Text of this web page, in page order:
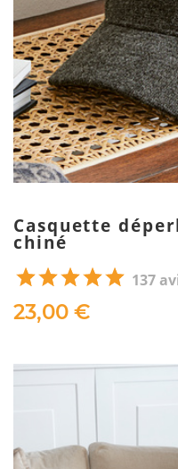
Casquette
chiné
137
23,00 €